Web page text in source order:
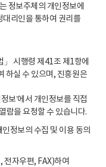
정보주체의 개인정보에
대리인을 통하여 권리를
시행령 제41조 제1항에
하실 수 있으며, 진흥원은
보’에서 개인정보를 직접
람을 요청할 수 있습니다.
정보의 수집 및 이용 동의
전자우편, FAX)하여